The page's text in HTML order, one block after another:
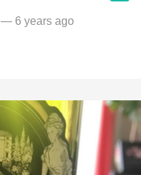
— 6 years ago